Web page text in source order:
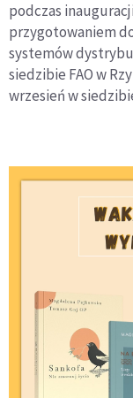
podczas
przygotowaniem
systemów
siedzibie FAO w
wrzesień w